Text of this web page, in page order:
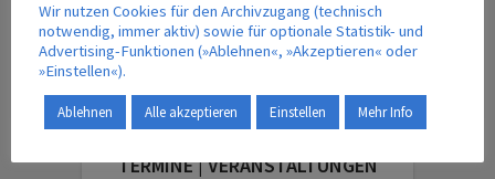
E-Mobilität Elektrofahrzeuge IMC
In Motion Charging
Kiepe Electric
TERMINE | VERANSTALTUNGEN
Wir nutzen Cookies für den Archivzugang (technisch
notwendig, immer aktiv) sowie für optionale Statistik- und
Advertising-Funktionen (»Ablehnen«, »Akzeptieren« oder
»Einstellen«).
Ablehnen Alle akzeptieren Einstellen Mehr Info